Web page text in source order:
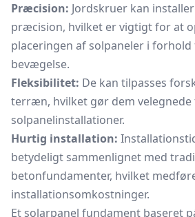
Præcision: Jordskruer kan
præcision, hvilket er vigtigt for at
placeringen af solpaneler i forhold
bevægelse.
Fleksibilitet: De kan tilpasses
terræn, hvilket gør dem velegnede
solpanelinstallationer.
Hurtig installation:
betydeligt sammenlignet med
betonfundamenter, hvilket
installationsomkostninger.
Et solarpanel fundament baseret